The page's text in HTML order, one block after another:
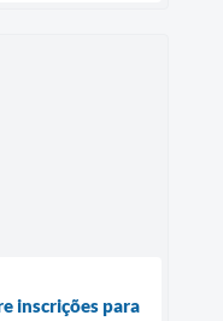
inscrições para